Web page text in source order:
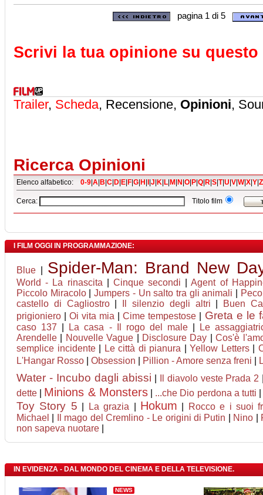
pagina 1 di 5
Scrivi la tua opinione su
Trailer, Scheda, Recensione, Opinioni,
Ricerca Opinioni
Elenco alfabetico: 0-9|A|B|C|D|E|F|G|H|I|J|K|L|M|N|O|P|Q|R|S|T|U|V|W|X|Y|Z
Cerca: Titolo film
I FILM OGGI IN PROGRAMMAZIONE:
Blue Spider-Man: Brand New
World - La rinascita Cinque secondi |Agent of
Piccolo Miracolo|Jumpers - Un salto tra gli animali
castello di Cagliostro| Il silenzio degli altri
Buen
prigioniero |Oi vita mia |Cime tempestose Greta e le
caso 137 La casa - Il rogo del male|
Le
Arendelle
Nouvelle Vague Disclosure Day |Cos'è
semplice incidente| Le città di pianura Yellow Letters|
L'Hangar Rosso
Obsession Pillion - Amore senza freni
Water - Incubo dagli abissi Il diavolo veste Prada 2
dette
Minions & Monsters| ...che Dio perdona a tutti
Toy Story 5 La grazia Hokum
Rocco e i suoi
Michael
Il mago del Cremlino - Le origini di Putin Nino
non sapeva nuotare
IN EVIDENZA - DAL MONDO DEL CINEMA E DELLA TELEVISIONE.
NEWS